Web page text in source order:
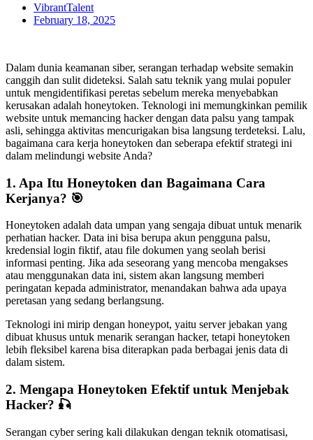
VibrantTalent
February 18, 2025
Dalam dunia keamanan siber, serangan terhadap website semakin
canggih dan sulit dideteksi. Salah satu teknik yang mulai populer
untuk mengidentifikasi peretas sebelum mereka menyebabkan
kerusakan adalah honeytoken. Teknologi ini memungkinkan pemilik
website untuk memancing hacker dengan data palsu yang tampak
asli, sehingga aktivitas mencurigakan bisa langsung terdeteksi. Lalu,
bagaimana cara kerja honeytoken dan seberapa efektif strategi ini
dalam melindungi website Anda?
1. Apa Itu Honeytoken dan Bagaimana Cara
Kerjanya? 🎯
Honeytoken adalah data umpan yang sengaja dibuat untuk menarik
perhatian hacker. Data ini bisa berupa akun pengguna palsu,
kredensial login fiktif, atau file dokumen yang seolah berisi
informasi penting. Jika ada seseorang yang mencoba mengakses
atau menggunakan data ini, sistem akan langsung memberi
peringatan kepada administrator, menandakan bahwa ada upaya
peretasan yang sedang berlangsung.
Teknologi ini mirip dengan honeypot, yaitu server jebakan yang
dibuat khusus untuk menarik serangan hacker, tetapi honeytoken
lebih fleksibel karena bisa diterapkan pada berbagai jenis data di
dalam sistem.
2. Mengapa Honeytoken Efektif untuk Menjebak
Hacker? 🎣
Serangan cyber sering kali dilakukan dengan teknik otomatisasi,